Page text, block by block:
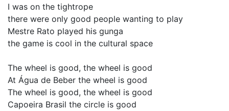
I was on the tightrope
there were only good people wanting to play
Mestre Rato played his gunga
the game is cool in the cultural space
The wheel is good, the wheel is good
At Água de Beber the wheel is good
The wheel is good, the wheel is good
Capoeira Brasil the circle is good